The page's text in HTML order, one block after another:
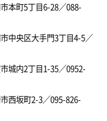
本町5丁目6-28／088-
中央区大手門3丁目4-5／
城内2丁目1-35／0952-
西坂町2-3／095-826-